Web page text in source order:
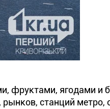
фруктами, ягодами и
станций метро,